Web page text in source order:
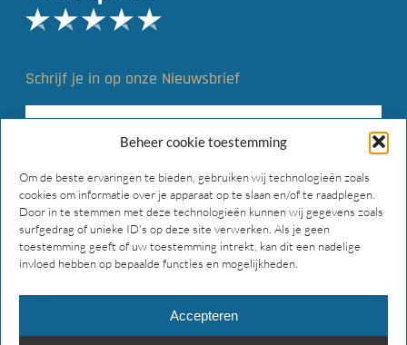
Beheer cookie toestemming
Om de beste ervaringen te bieden, gebruiken wij technologieën zoals
cookies om informatie over je apparaat op te slaan en/of te raadplegen.
Door in te stemmen met deze technologieën kunnen wij gegevens zoals
surfgedrag of unieke ID's op deze site verwerken. Als je geen
toestemming geeft of uw toestemming intrekt, kan dit een nadelige
invloed hebben op bepaalde functies en mogelijkheden.
Accepteren
Schrijf je in op onze Nieuwsbrief